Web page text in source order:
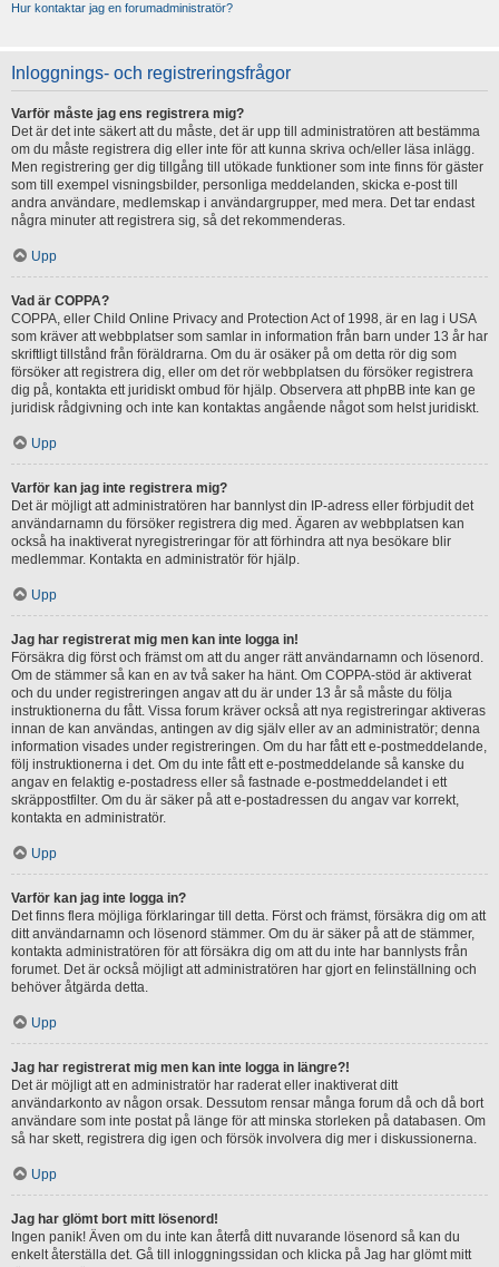
Hur kontaktar jag en forumadministratör?
Inloggnings- och registreringsfrågor
Varför måste jag ens registrera mig?
Det är det inte säkert att du måste, det är upp till administratören att bestämma
om du måste registrera dig eller inte för att kunna skriva och/eller läsa inlägg.
Men registrering ger dig tillgång till utökade funktioner som inte finns för gäster
som till exempel visningsbilder, personliga meddelanden, skicka e-post till
andra användare, medlemskap i användargrupper, med mera. Det tar endast
några minuter att registrera sig, så det rekommenderas.
Upp
Vad är COPPA?
COPPA, eller Child Online Privacy and Protection Act of 1998, är en lag i USA
som kräver att webbplatser som samlar in information från barn under 13 år har
skriftligt tillstånd från föräldrarna. Om du är osäker på om detta rör dig som
försöker att registrera dig, eller om det rör webbplatsen du försöker registrera
dig på, kontakta ett juridiskt ombud för hjälp. Observera att phpBB inte kan ge
juridisk rådgivning och inte kan kontaktas angående något som helst juridiskt.
Upp
Varför kan jag inte registrera mig?
Det är möjligt att administratören har bannlyst din IP-adress eller förbjudit det
användarnamn du försöker registrera dig med. Ägaren av webbplatsen kan
också ha inaktiverat nyregistreringar för att förhindra att nya besökare blir
medlemmar. Kontakta en administratör för hjälp.
Upp
Jag har registrerat mig men kan inte logga in!
Försäkra dig först och främst om att du anger rätt användarnamn och lösenord.
Om de stämmer så kan en av två saker ha hänt. Om COPPA-stöd är aktiverat
och du under registreringen angav att du är under 13 år så måste du följa
instruktionerna du fått. Vissa forum kräver också att nya registreringar aktiveras
innan de kan användas, antingen av dig själv eller av an administratör; denna
information visades under registreringen. Om du har fått ett e-postmeddelande,
följ instruktionerna i det. Om du inte fått ett e-postmeddelande så kanske du
angav en felaktig e-postadress eller så fastnade e-postmeddelandet i ett
skräppostfilter. Om du är säker på att e-postadressen du angav var korrekt,
kontakta en administratör.
Upp
Varför kan jag inte logga in?
Det finns flera möjliga förklaringar till detta. Först och främst, försäkra dig om att
ditt användarnamn och lösenord stämmer. Om du är säker på att de stämmer,
kontakta administratören för att försäkra dig om att du inte har bannlysts från
forumet. Det är också möjligt att administratören har gjort en felinställning och
behöver åtgärda detta.
Upp
Jag har registrerat mig men kan inte logga in längre?!
Det är möjligt att en administratör har raderat eller inaktiverat ditt
användarkonto av någon orsak. Dessutom rensar många forum då och då bort
användare som inte postat på länge för att minska storleken på databasen. Om
så har skett, registrera dig igen och försök involvera dig mer i diskussionerna.
Upp
Jag har glömt bort mitt lösenord!
Ingen panik! Även om du inte kan återfå ditt nuvarande lösenord så kan du
enkelt återställa det. Gå till inloggningssidan och klicka på Jag har glömt mitt